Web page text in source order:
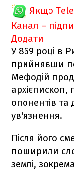
Якщо
Канал –
Додати
У 869 році в
прийнявши
Мефодій
архієпископ,
опонентів
ув'язнення.
Після його
поширили
землі,